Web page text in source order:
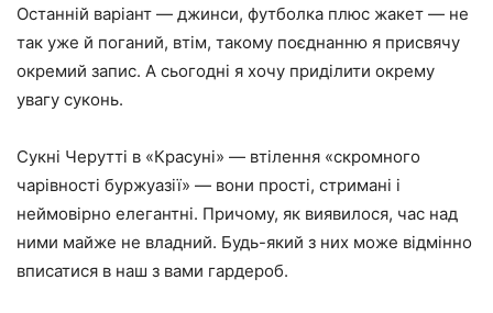
Останній варіант — джинси, футболка плюс жакет — не
так уже й поганий, втім, такому поєднанню я присвячу
окремий запис. А сьогодні я хочу приділити окрему
увагу суконь.
Сукні Черутті в «Красуні» — втілення «скромного
чарівності буржуазії» — вони прості, стримані і
неймовірно елегантні. Причому, як виявилося, час над
ними майже не владний. Будь-який з них може відмінно
вписатися в наш з вами гардероб.